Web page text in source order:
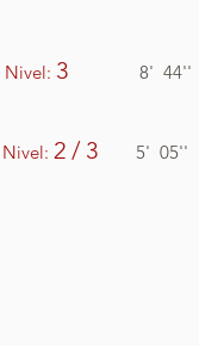
Nivel: 3 8' 44''
Nivel: 2 / 3 5' 05''